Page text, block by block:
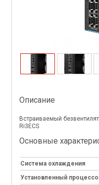
Описание
Встраиваемый
Ri3ECS
Основные
Система охлаждения
Установленный